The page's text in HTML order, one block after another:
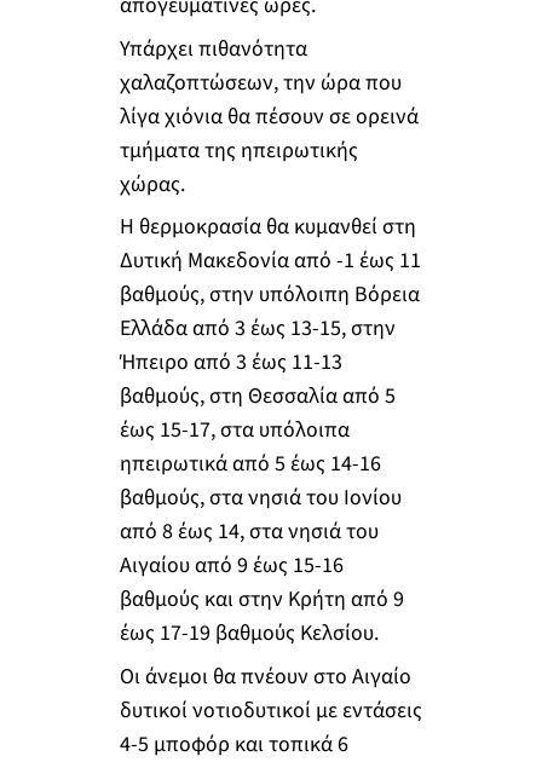
Υπάρχει πιθανότητα
χαλαζοπτώσεων, την ώρα που
λίγα χιόνια θα πέσουν σε ορεινά
τμήματα της ηπειρωτικής
χώρας.
Η θερμοκρασία θα κυμανθεί στη
Δυτική Μακεδονία από -1 έως 11
βαθμούς, στην υπόλοιπη Βόρεια
Ελλάδα από 3 έως 13-15, στην
Ήπειρο από 3 έως 11-13
βαθμούς, στη Θεσσαλία από 5
έως 15-17, στα υπόλοιπα
ηπειρωτικά από 5 έως 14-16
βαθμούς, στα νησιά του Ιονίου
από 8 έως 14, στα νησιά του
Αιγαίου από 9 έως 15-16
βαθμούς και στην Κρήτη από 9
έως 17-19 βαθμούς Κελσίου.
Οι άνεμοι θα πνέουν στο Αιγαίο
δυτικοί νοτιοδυτικοί με εντάσεις
4-5 μποφόρ και τοπικά 6